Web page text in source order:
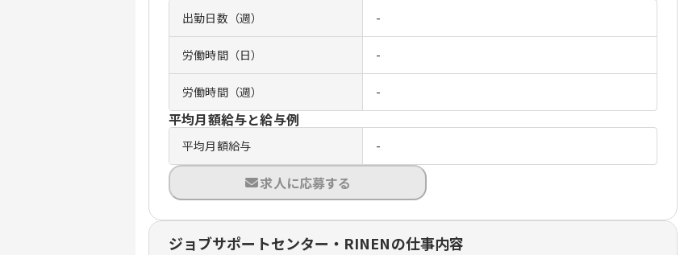
出勤日数（週） -
労働時間（日） -
労働時間（週） -
平均月額給与と給与例
平均月額給与 -
求人に応募する
ジョブサポートセンター・RINENの仕事内容